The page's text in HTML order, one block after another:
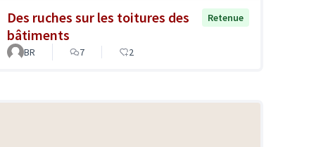
Des ruches sur les toitures des
bâtiments
Retenue
BR 7 2